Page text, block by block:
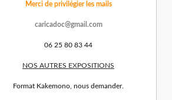
Merci de privilégier les mails
caricadoc@gmail.com
06 25 80 83 44
NOS AUTRES EXPOSITIONS
Format Kakemono, nous demander.